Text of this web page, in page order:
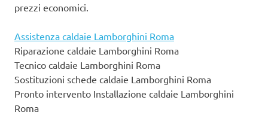
prezzi economici.
Assistenza caldaie Lamborghini Roma
Riparazione caldaie Lamborghini Roma
Tecnico caldaie Lamborghini Roma
Sostituzioni schede caldaie Lamborghini Roma
Pronto intervento Installazione caldaie Lamborghini
Roma